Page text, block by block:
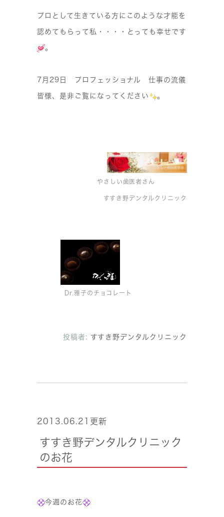
プロとして生きている方にこのような才能を
認めてもらって私・・・・とっても幸せです
。
7月29日 プロフェッショナル 仕事の流儀
皆様、是非ご覧になってください 。
やさしい歯医者さん
すすき野デンタルクリニック
Dr.雅子のチョコレート
投稿者: すすき野デンタルクリニック
2013.06.21更新
すすき野デンタルクリニック
のお花
今週のお花